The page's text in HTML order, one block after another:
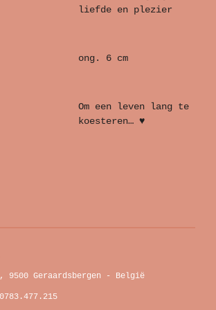
liefde en plezier
ong. 6 cm
Om een leven lang te
koesteren… ♥
9500 Geraardsbergen - België